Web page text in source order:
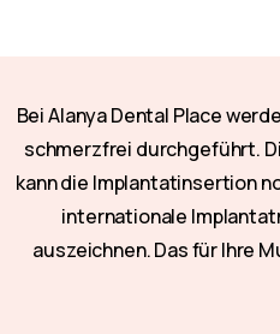
Bei Alanya Dental Place
schmerzfrei durchgeführt.
kann die Implantatinsertion
internationale
auszeichnen. Das für Ihre